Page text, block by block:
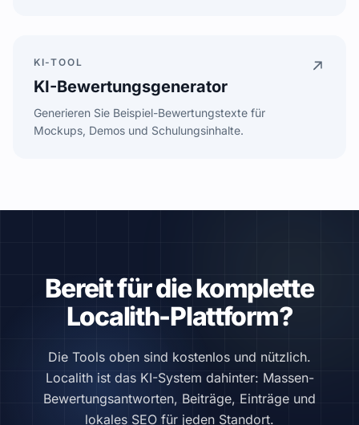
COPY
KI-TOOL
KI-Bewertungsgenerator
Generieren Sie Beispiel-Bewertungstexte für
Mockups, Demos und Schulungsinhalte.
Bereit für die komplette
Localith-Plattform?
Die Tools oben sind kostenlos und nützlich.
Localith ist das KI-System dahinter: Massen-
Bewertungsantworten, Beiträge, Einträge und
lokales SEO für jeden Standort.